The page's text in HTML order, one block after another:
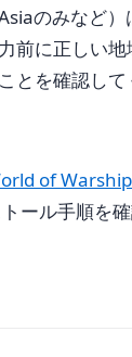
のみなど
前に正しい
とを確認して
of
ール手順を